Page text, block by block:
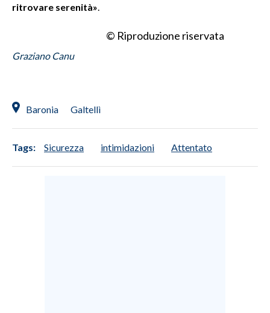
ritrovare serenità»
© Riproduzione riservata
Graziano Canu
Baronia Galtellì
Tags: Sicurezza intimidazioni Attentato